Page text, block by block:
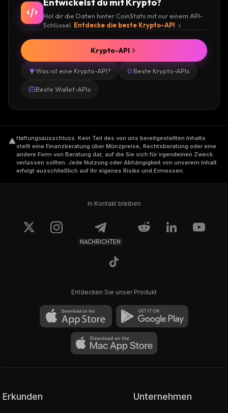
Hol dir die Daten hinter CoinStats mit nur einem API-
Schlüssel. Entdecke die beste Krypto-API
Was ist eine Krypto-API? Beste Krypto-APIs
Beste Wallet-APIs
Krypto-API
Haftungsausschluss. Kein Teil des von uns bereitgestellten Inhalts
stellt eine Finanzberatung über Münzpreise, Rechtsberatung oder eine
andere Form von Beratung dar, auf die Sie sich für irgendeinen Zweck
verlassen sollten. Jede Nutzung oder Abhängigkeit von unserem Inhalt
erfolgt ausschließlich auf Ihr eigenes Risiko und Ermessen.
In Kontakt bleiben
NACHRICHTEN
Entdecken Sie unser Produkt
Erkunden Unternehmen